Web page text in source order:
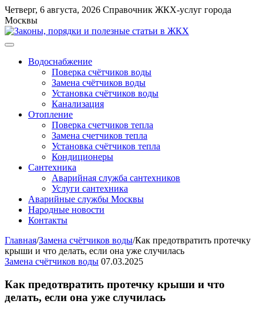
Перейти
к
содержимому
Четверг, 6 августа, 2026 Справочник ЖКХ-услуг города
Москвы
Меню
Водоснабжение
Поверка счётчиков воды
Замена счётчиков воды
Установка счётчиков воды
Канализация
Отопление
Поверка счетчиков тепла
Замена счетчиков тепла
Установка счётчиков тепла
Кондиционеры
Сантехника
Аварийная служба сантехников
Услуги сантехника
Аварийные службы Москвы
Народные новости
Контакты
Главная/Замена счётчиков воды/Как предотвратить протечку
крыши и что делать, если она уже случилась
Замена счётчиков воды 07.03.2025
Как предотвратить протечку крыши и что
делать, если она уже случилась